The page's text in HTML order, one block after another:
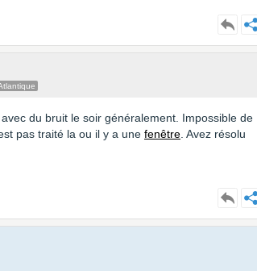
du bruit le soir généralement. Impossible de
pas traité la ou il y a une fenêtre . Avez résolu